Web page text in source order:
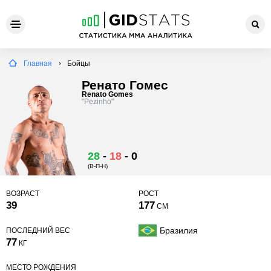
Главная Бойцы
Ренато Гомес
Renato Gomes
"Pezinho"
28 - 18 - 0
(В-П-Н)
ВОЗРАСТ
39
РОСТ
177 СМ
ПОСЛЕДНИЙ ВЕС
77 КГ
Бразилия
МЕСТО РОЖДЕНИЯ